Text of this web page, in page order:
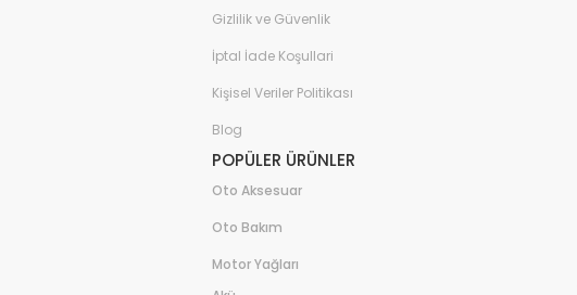
Gizlilik ve Güvenlik
İptal İade Koşullari
Kişisel Veriler Politikası
Blog
POPÜLER ÜRÜNLER
Oto Aksesuar
Oto Bakım
Motor Yağları